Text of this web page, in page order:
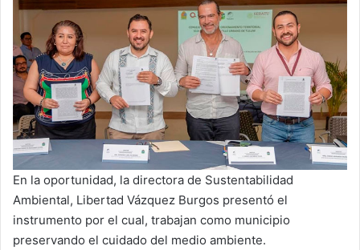
En la oportunidad, la directora de Sustentabilidad
Ambiental, Libertad Vázquez Burgos presentó el
instrumento por el cual, trabajan como municipio
preservando el cuidado del medio ambiente.